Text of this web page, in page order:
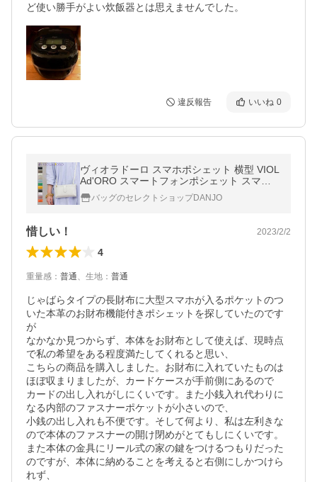
ど使い勝手がよい炊飯器とは思えませんでした。
違反報告 いいね 0
ヴィオラドーロ スマホポシェット 横型 VIOL
Ad'ORO スマートフォンポシェット スマホ
ショルダー 斜めがけ 本革 リザード型押し A
DRIA アドリア v-1326
バッグのセレクトショップDANJO
惜しい！ 2023/2/2
4
重量感 ： 普通、 生地 ： 普通
じゃばらタイプの長財布に大型スマホが入るポケットのつ
いた本革のお財布機能付きポシェットを探していたのです
が
なかなか見つからず、本体をお財布として使えば、現時点
で私の希望をある程度満たしてくれると思い、
こちらの商品を購入しました。お財布に入れていたものは
ほぼ収まりましたが、カードケースが手前側にあるので
カードの出し入れがしにくいです。また小銭入れ代わりに
なる内部のファスナーポケットが小さいので、
小銭の出し入れも不便です。そして何より、私は左利きな
ので本体のファスナーの開け閉めがとてもしにくいです。
また本体の金具にリール式の家の鍵をつけるつもりだった
のですが、本体に納めることを考えると右側にしかつけら
れず、